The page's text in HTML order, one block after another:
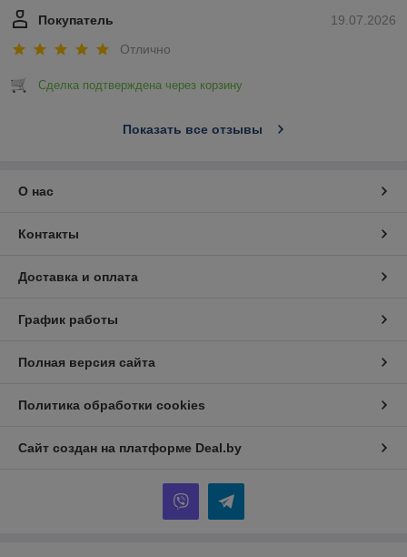
19.07.2026
Покупатель
Отлично
Сделка подтверждена через корзину
Показать все отзывы
О нас
Контакты
Доставка и оплата
График работы
Полная версия сайта
Политика обработки cookies
Сайт создан на платформе Deal.by